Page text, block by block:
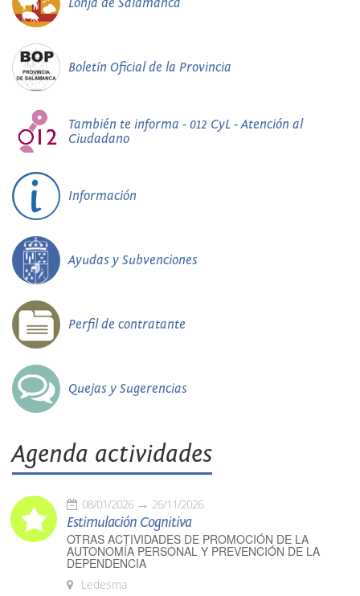
Boletín Oficial de la Provincia
También te informa - 012 CyL - Atención al
Ciudadano
Información
Ayudas y Subvenciones
Perfil de contratante
Quejas y Sugerencias
Agenda actividades
08/01/2026 26/11/2026
Estimulación Cognitiva
OTRAS ACTIVIDADES DE PROMOCIÓN DE LA
AUTONOMÍA PERSONAL Y PREVENCIÓN DE LA
DEPENDENCIA
Ledesma